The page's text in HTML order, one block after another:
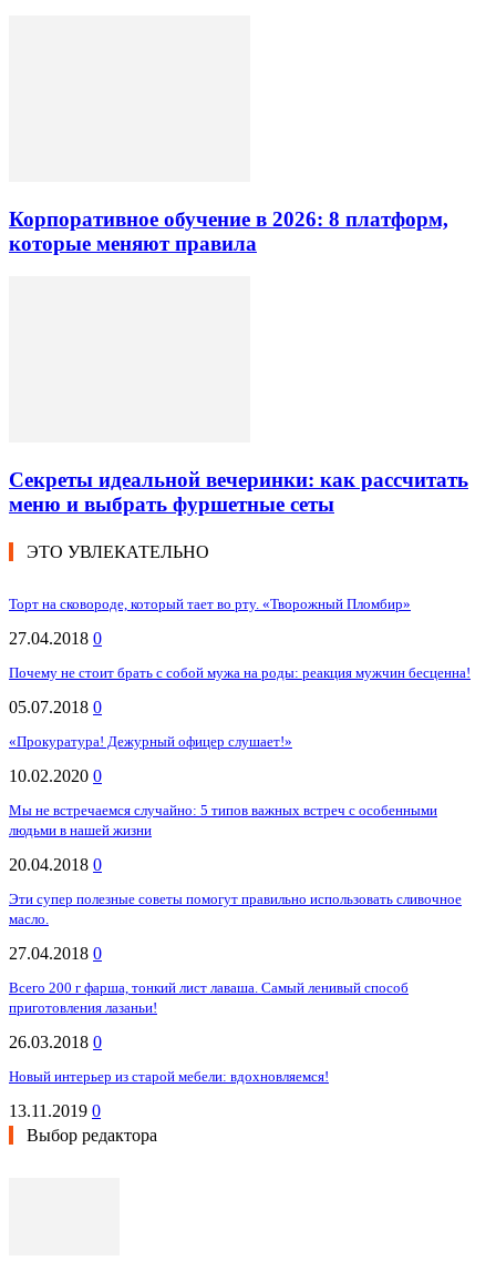
Корпоративное обучение в 2026: 8 платформ,
которые меняют правила
Секреты идеальной вечеринки: как рассчитать
меню и выбрать фуршетные сеты
ЭТО УВЛЕКАТЕЛЬНО
Торт на сковороде, который тает во рту. «Творожный Пломбир»
27.04.2018 0
Почему не стоит брать с собой мужа на роды: реакция мужчин бесценна!
05.07.2018 0
«Прокуратура! Дежурный офицер слушает!»
10.02.2020 0
Мы не встречаемся случайно: 5 типов важных встреч с особенными
людьми в нашей жизни
20.04.2018 0
Эти супер полезные советы помогут правильно использовать сливочное
масло.
27.04.2018 0
Всего 200 г фарша, тонкий лист лаваша. Самый ленивый способ
приготовления лазаньи!
26.03.2018 0
Новый интерьер из старой мебели: вдохновляемся!
13.11.2019 0
Выбор редактора